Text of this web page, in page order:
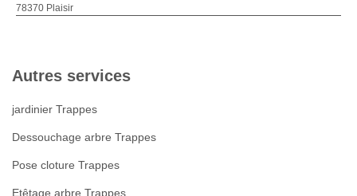
78370 Plaisir
Autres services
jardinier Trappes
Dessouchage arbre Trappes
Pose cloture Trappes
Etêtage arbre Trappes